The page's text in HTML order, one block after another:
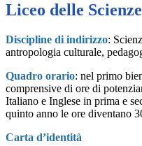
Liceo delle
Discipline di indirizzo:
antropologia culturale,
Quadro orario: nel primo
comprensive di ore di
Italiano e Inglese in prima e
quinto anno le ore diventano
Carta d’identità